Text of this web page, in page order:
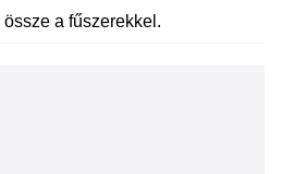
a fűszerekkel.